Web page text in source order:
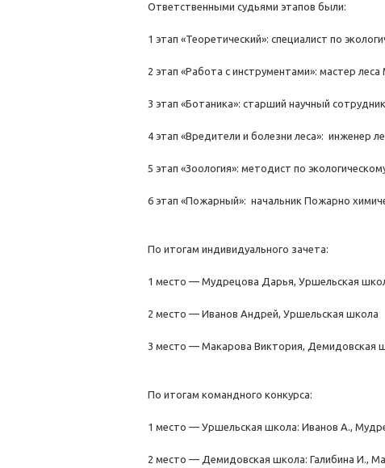
Ответственными судьями этапов были:
1 этап «Теоретический»: специалист по
2 этап «Работа с инструментами»: мастер
3 этап «Ботаника»: старший научный
4 этап «Вредители и болезни леса»: инженер
5 этап «Зоология»: методист по
6 этап «Пожарный»: начальник Пожарно
По итогам индивидуального зачета:
1 место — Мудрецова Дарья, Уршельская
2 место — Иванов Андрей, Уршельская школа
3 место — Макарова Виктория, Демидовская
По итогам командного конкурса:
1 место — Уршельская школа: Иванов А.,
2 место — Демидовская школа: Галибина И.,